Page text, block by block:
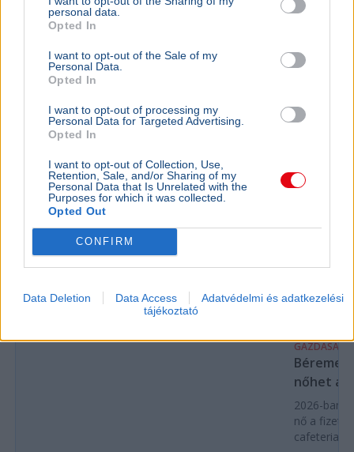
personal data.
Opted In
I want to opt-out of the Sale of my
Personal Data.
Opted In
I want to opt-out of processing my
Personal Data for Targeted Advertising.
Opted In
I want to opt-out of Collection, Use,
Retention, Sale, and/or Sharing of my
Personal Data that Is Unrelated with the
Purposes for which it was collected.
Opted Out
CONFIRM
Data Deletion Data Access
Adatvédelmi és adatkezelési
tájékoztató
Egyesült Államok Irán Kőolaj Gazdaság Hormuzi-szoros
ma megállapodás születhet Irán és az Egyesült Államok
között a Hormuzi-szoros újranyitásáról.
Bővebben...
Minimálbér
BELFÖLD
Magyarországon a legnehezebb
szegényként bíróságra menni
Az Amnesty International Magyarország szerint
az EU-ban nálunk a legnehezebb szegényként
bírósághoz fordulni, ezért a jövedelmi küszöb
GAZDASÁG
nőhet a
2026-ban
nő a
cafeteria